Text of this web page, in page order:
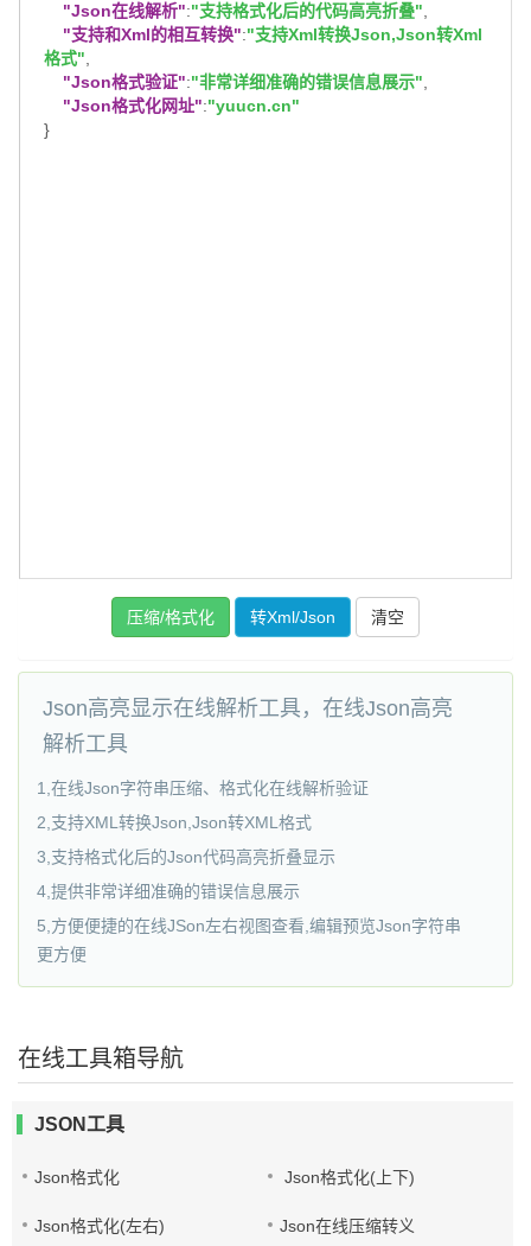
"Json在线解析":"支持格式化后的代码高亮折叠"
"支持和Xml的相互转换":"支持Xml转换Json,Json转Xml
格式"
"Json格式验证":"非常详细准确的错误信息展示"
"Json格式化网址":"yuucn.cn"
}
Json高亮显示在线解析工具，在线Json高亮
解析工具
1,在线Json字符串压缩、格式化在线解析验证
2,支持XML转换Json,Json转XML格式
3,支持格式化后的Json代码高亮折叠显示
4,提供非常详细准确的错误信息展示
5,方便便捷的在线JSon左右视图查看,编辑预览Json字符串
更方便
在线工具箱导航
JSON工具
Json格式化 Json格式化(上下)
Json格式化(左右) Json在线压缩转义